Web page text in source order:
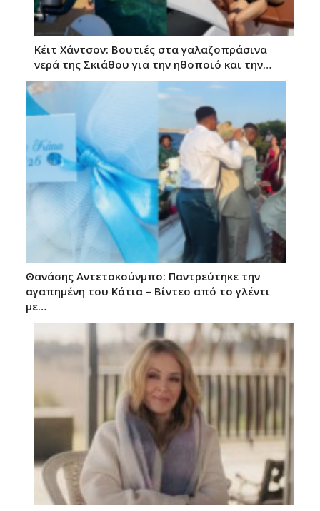
Κέιτ Χάντσον: Βουτιές στα γαλαζοπράσινα
νερά της Σκιάθου για την ηθοποιό και την…
Θανάσης Αντετοκούνμπο: Παντρεύτηκε την
αγαπημένη του Κάτια – Βίντεο από το γλέντι
με…